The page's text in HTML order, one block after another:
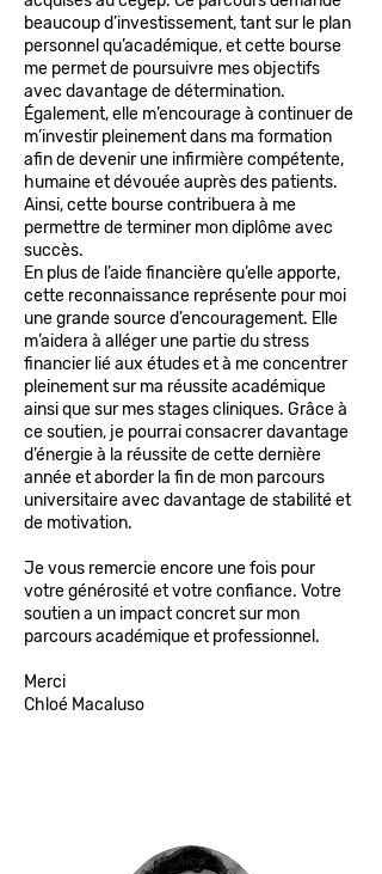
beaucoup d’investissement, tant sur le plan
personnel qu’académique, et cette bourse
me permet de poursuivre mes objectifs
avec davantage de détermination.
Également, elle m’encourage à continuer de
m’investir pleinement dans ma formation
afin de devenir une infirmière compétente,
humaine et dévouée auprès des patients.
Ainsi, cette bourse contribuera à me
permettre de terminer mon diplôme avec
succès.
En plus de l’aide financière qu’elle apporte,
cette reconnaissance représente pour moi
une grande source d’encouragement. Elle
m’aidera à alléger une partie du stress
financier lié aux études et à me concentrer
pleinement sur ma réussite académique
ainsi que sur mes stages cliniques. Grâce à
ce soutien, je pourrai consacrer davantage
d’énergie à la réussite de cette dernière
année et aborder la fin de mon parcours
universitaire avec davantage de stabilité et
de motivation.
Je vous remercie encore une fois pour
votre générosité et votre confiance. Votre
soutien a un impact concret sur mon
parcours académique et professionnel.
Merci
Chloé Macaluso